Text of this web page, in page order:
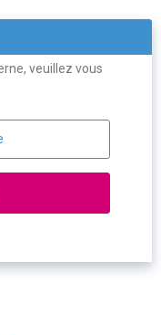
veuillez vous